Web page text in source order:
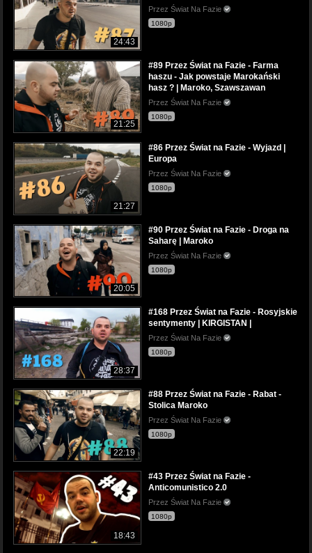
24:43
Przez Świat Na Fazie
1080p
21:25
#89 Przez Świat na Fazie - Farma
haszu - Jak powstaje Marokański
hasz ? | Maroko, Szawszawan
Przez Świat Na Fazie
1080p
21:27
#86 Przez Świat na Fazie - Wyjazd |
Europa
Przez Świat Na Fazie
1080p
20:05
#90 Przez Świat na Fazie - Droga na
Saharę | Maroko
Przez Świat Na Fazie
1080p
28:37
#168 Przez Świat na Fazie - Rosyjskie
sentymenty | KIRGISTAN |
Przez Świat Na Fazie
1080p
22:19
#88 Przez Świat na Fazie - Rabat -
Stolica Maroko
Przez Świat Na Fazie
1080p
18:43
#43 Przez Świat na Fazie -
Anticomunistico 2.0
Przez Świat Na Fazie
1080p